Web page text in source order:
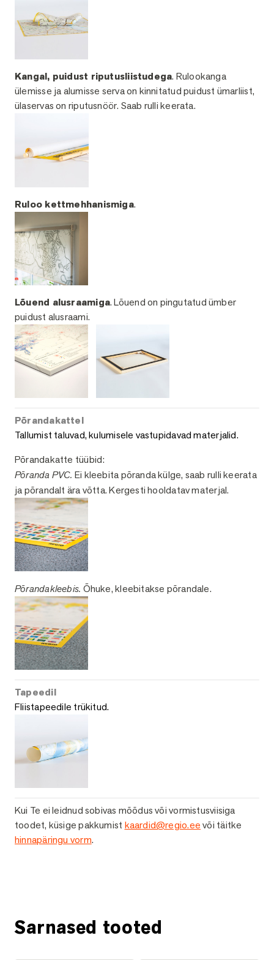
Kangal, puidust riputusliistudega. Rulookanga
ülemisse ja alumisse serva on kinnitatud puidust ümarliist,
ülaservas on riputusnöör. Saab rulli keerata.
Ruloo kettmehhanismiga.
Lõuend alusraamiga. Lõuend on pingutatud ümber
puidust alusraami.
Põrandakattel
Tallumist taluvad, kulumisele vastupidavad materjalid.
Põrandakatte tüübid:
Põranda PVC. Ei kleebita põranda külge, saab rulli keerata
ja põrandalt ära võtta. Kergesti hooldatav materjal.
Põrandakleebis. Õhuke, kleebitakse põrandale.
Tapeedil
Fliistapeedile trükitud.
Kui Te ei leidnud sobivas mõõdus või vormistusviisiga
toodet, küsige pakkumist kaardid@regio.eevõi täitke
hinnapäringu vorm.
Sarnased tooted